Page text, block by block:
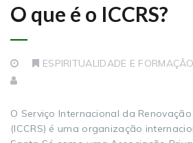
O que é o ICCRS?
ESPIRITUALIDADE E FORMAÇÃO
O Serviço Internacional da
(ICCRS) é uma organização